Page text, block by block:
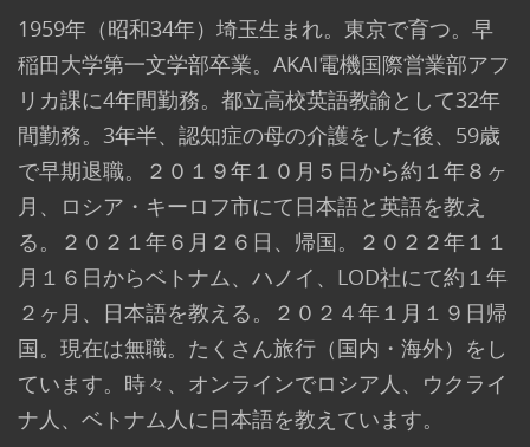
1959年（昭和34年）埼玉生まれ。東京で育つ。早
稲田大学第一文学部卒業。AKAI電機国際営業部アフ
リカ課に4年間勤務。都立高校英語教諭として32年
間勤務。3年半、認知症の母の介護をした後、59歳
で早期退職。２０１９年１０月５日から約１年８ヶ
月、ロシア・キーロフ市にて日本語と英語を教え
る。２０２１年６月２６日、帰国。２０２２年１１
月１６日からベトナム、ハノイ、LOD社にて約１年
２ヶ月、日本語を教える。２０２４年１月１９日帰
国。現在は無職。たくさん旅行（国内・海外）をし
ています。時々、オンラインでロシア人、ウクライ
ナ人、ベトナム人に日本語を教えています。